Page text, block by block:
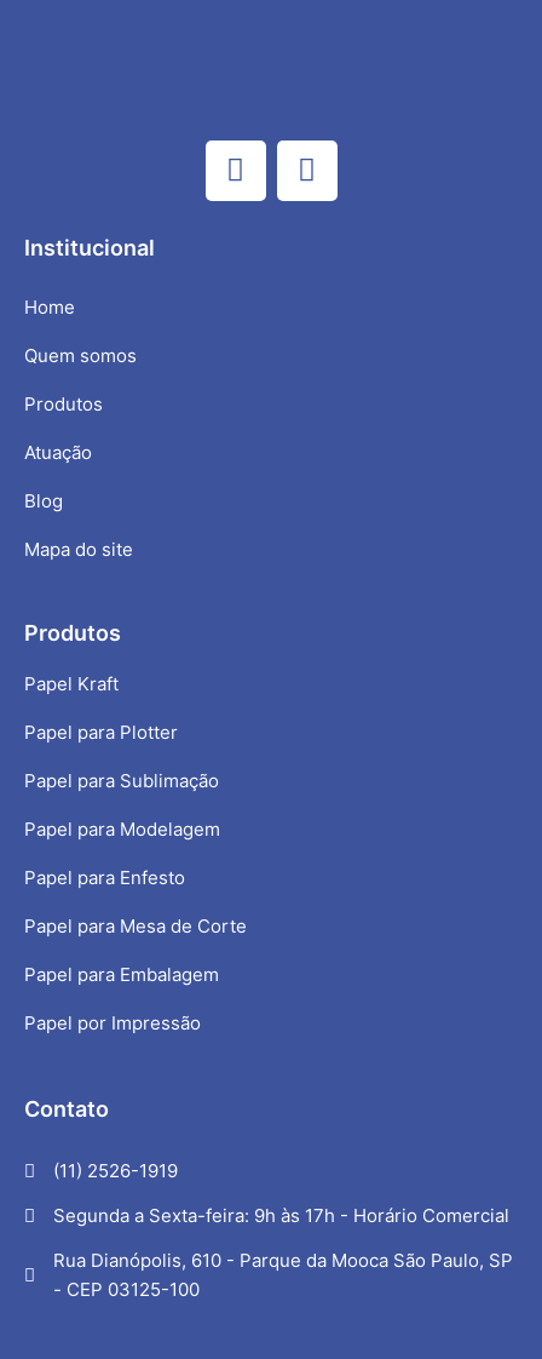
Institucional
Home
Quem somos
Produtos
Atuação
Blog
Mapa do site
Produtos
Papel Kraft
Papel para Plotter
Papel para Sublimação
Papel para Modelagem
Papel para Enfesto
Papel para Mesa de Corte
Papel para Embalagem
Papel por Impressão
Contato
(11) 2526-1919
Segunda a Sexta-feira: 9h às 17h - Horário Comercial
Rua Dianópolis, 610 - Parque da Mooca São Paulo, SP
- CEP 03125-100